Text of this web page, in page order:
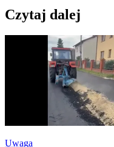
Czytaj dalej
Uwaga